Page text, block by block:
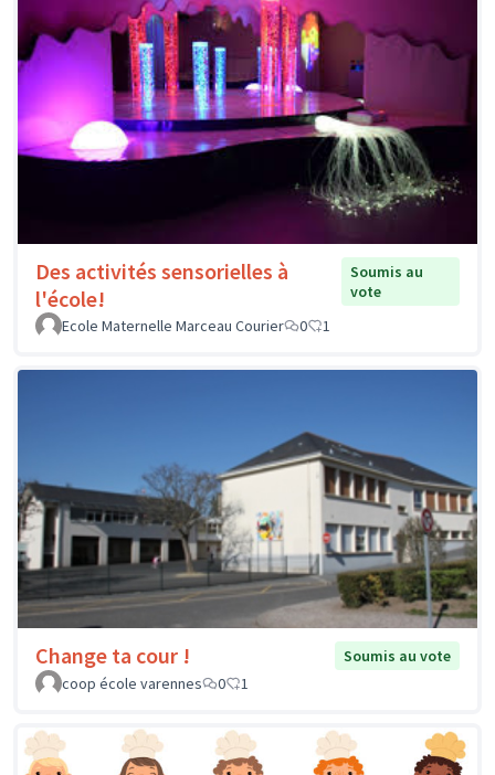
Des activités sensorielles à
l'école!
Soumis au
vote
Ecole Maternelle Marceau Courier
0 1
Change ta cour !
Soumis au vote
coop école varennes
0 1